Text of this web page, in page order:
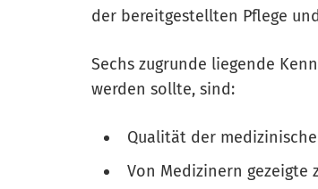
der bereitgestellten Pflege
Sechs zugrunde liegende
werden sollte, sind:
Qualität der
Von Medizinern gezeigte